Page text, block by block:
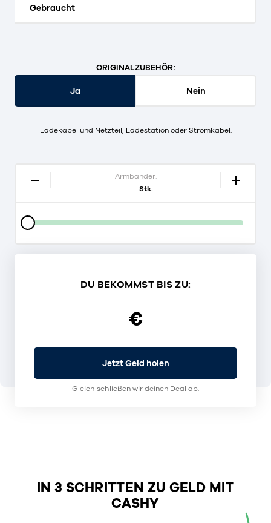
Gebraucht
ORIGINALZUBEHÖR:
Ja Nein
Ladekabel und Netzteil, Ladestation oder Stromkabel.
Armbänder:
Stk.
DU BEKOMMST BIS ZU:
€
Jetzt Geld holen
Gleich schließen wir deinen Deal ab.
IN 3 SCHRITTEN ZU GELD MIT
CASHY